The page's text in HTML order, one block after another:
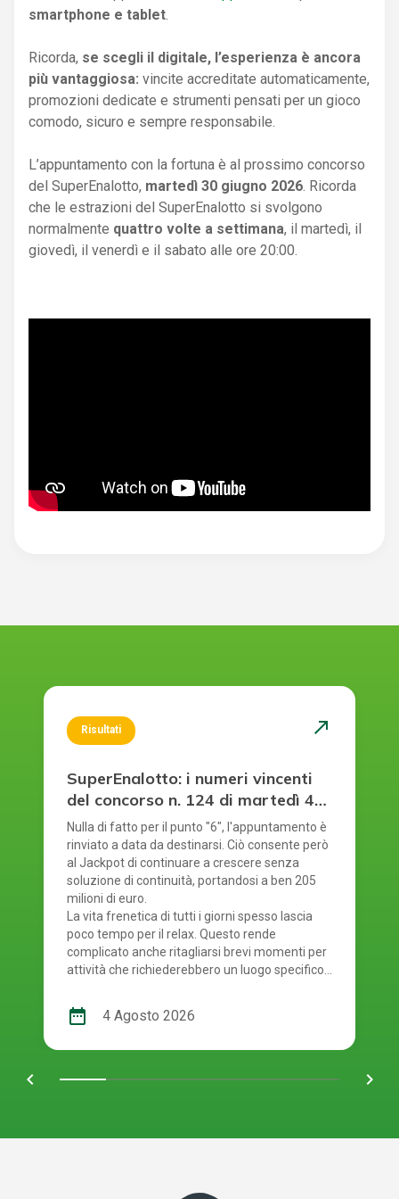
smartphone e tablet
Ricorda, se scegli il digitale, l’esperienza è ancora
più vantaggiosa: vincite accreditate automaticamente,
promozioni dedicate e strumenti pensati per un gioco
comodo, sicuro e sempre responsabile.
L’appuntamento con la fortuna è al prossimo concorso
del SuperEnalotto, martedì 30 giugno 2026 . Ricorda
che le estrazioni del SuperEnalotto si svolgono
normalmente quattro volte a settimana, il martedì, il
giovedì, il venerdì e il sabato alle ore 20:00.
Risultati north_east
SuperEnalotto: i numeri vincenti
del concorso n. 124 di martedì 4
agosto 2026
Nulla di fatto per il punto "6", l'appuntamento è
rinviato a data da destinarsi. Ciò consente però
al Jackpot di continuare a crescere senza
soluzione di continuità, portandosi a ben 205
milioni di euro.
La vita frenetica di tutti i giorni spesso lascia
poco tempo per il relax. Questo rende
complicato anche ritagliarsi brevi momenti per
attività che richiederebbero un luogo specifico.
offre una soluzione comoda a chi partecipa ai
concorsi: permette di fare la propria giocata
giunto il momento quindi di controllare i numeri
date_range 4 Agosto 2026
chevron_left navigate_next